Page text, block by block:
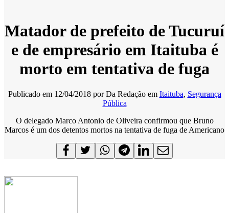
Matador de prefeito de Tucuruí
e de empresário em Itaituba é
morto em tentativa de fuga
Publicado em 12/04/2018 porDa Redação em Itaituba, Segurança
Pública
O delegado Marco Antonio de Oliveira confirmou que Bruno
Marcos é um dos detentos mortos na tentativa de fuga de Americano